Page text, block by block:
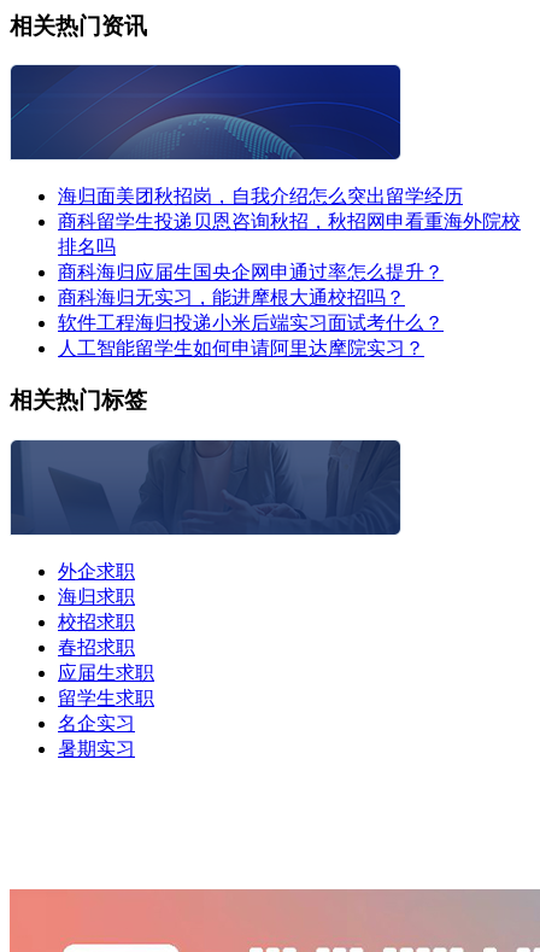
相关热门资讯
海归面美团秋招岗，自我介绍怎么突出留学经历
商科留学生投递贝恩咨询秋招，秋招网申看重海外院校
排名吗
商科海归应届生国央企网申通过率怎么提升？
商科海归无实习，能进摩根大通校招吗？
软件工程海归投递小米后端实习面试考什么？
人工智能留学生如何申请阿里达摩院实习？
相关热门标签
外企求职
海归求职
校招求职
春招求职
应届生求职
留学生求职
名企实习
暑期实习